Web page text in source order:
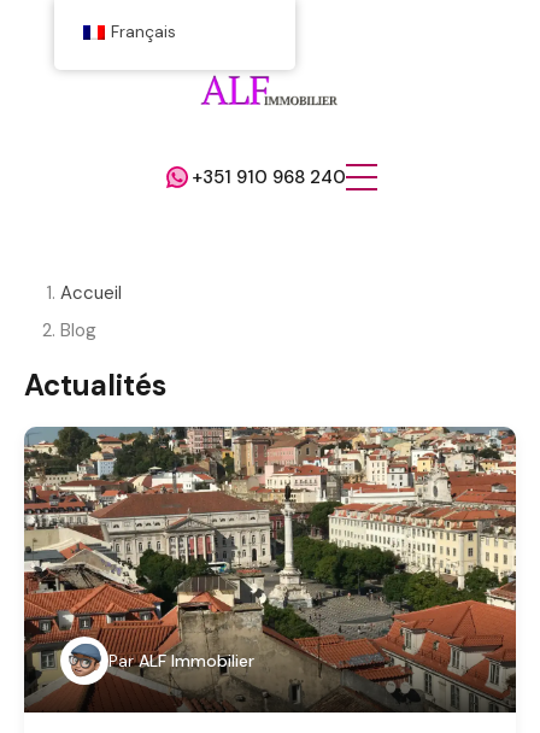
+351 910 968 240
Accueil
Blog
Actualités
Par ALF Immobilier
Français